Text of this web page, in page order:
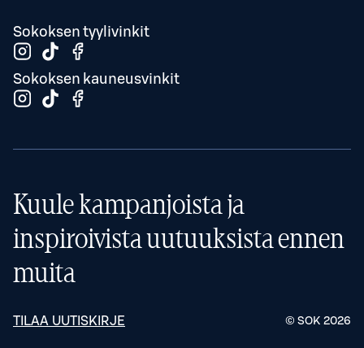
Sokoksen tyylivinkit
Sokoksen kauneusvinkit
Kuule kampanjoista ja
inspiroivista uutuuksista ennen
muita
TILAA UUTISKIRJE © SOK 2026